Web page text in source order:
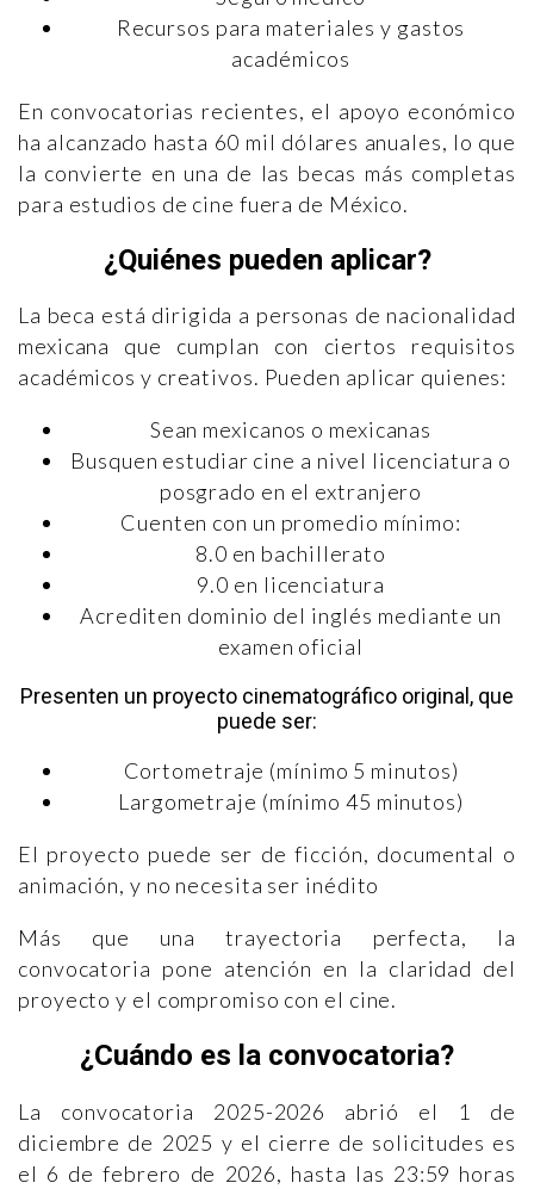
Recursos para materiales y gastos
académicos
En convocatorias recientes, el apoyo económico
ha alcanzado hasta 60 mil dólares anuales, lo que
la convierte en una de las becas más completas
para estudios de cine fuera de México.
¿Quiénes pueden aplicar?
La beca está dirigida a personas de nacionalidad
mexicana que cumplan con ciertos requisitos
académicos y creativos. Pueden aplicar quienes:
Sean mexicanos o mexicanas
Busquen estudiar cine a nivel licenciatura o
posgrado en el extranjero
Cuenten con un promedio mínimo:
8.0 en bachillerato
9.0 en licenciatura
Acrediten dominio del inglés mediante un
examen oficial
Presenten un proyecto cinematográfico original, que
puede ser:
Cortometraje (mínimo 5 minutos)
Largometraje (mínimo 45 minutos)
El proyecto puede ser de ficción, documental o
animación, y no necesita ser inédito
Más que una trayectoria perfecta, la
convocatoria pone atención en la claridad del
proyecto y el compromiso con el cine.
¿Cuándo es la convocatoria?
La convocatoria 2025-2026 abrió el 1 de
diciembre de 2025 y el cierre de solicitudes es
el 6 de febrero de 2026, hasta las 23:59 horas